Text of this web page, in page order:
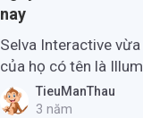
nay
Selva Interactive
của họ có tên là
lý tài nguyên sẽ sớm
TieuManThau
3 năm